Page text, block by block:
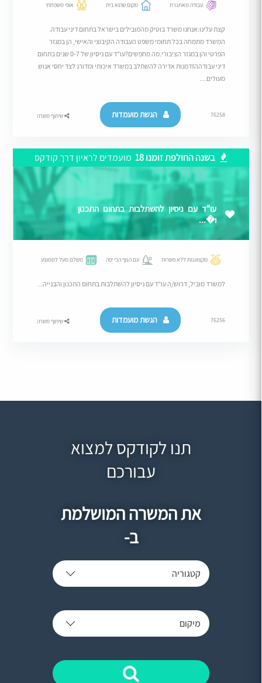
עבודה מאתגרת מקום שהוא בית אופי משפחתי
קצת עלינו:אנחנו משרד בוטיק מהמובילים בישראל בתחום דיני עבודה.
המשרד מתמחה בכל תחומי משפט העבודה הקיבוצי והאישי, הן במגזר
הפרטי והן במגזר הציבורי.מה מחפשים?עו"ד עם ניסיון של 0-7 שנים בתחום
דיני עבודההזדמנות אדירה להשתלב במשרד איכותי ומדורג לצד יחסי אנוש
מעולים....
76258 הגשת מועמדות שיתוף משרה
בשנה החולפת זומנו 18 מועמדים לראיון דרך קודקס
עו"ד עם ניסיון להשתלבות בתחום התכנון
ו�...
מקצוענות ללא פשרות עם הנוף הכי יפה משלם מעל לממוצע
למשרד מוביל, דרוש/ה עו"ד עם ניסיון להשתלבות בתחום התכנון והבנייה...
76256 הגשת מועמדות שיתוף משרה
תנו לקודקס למצוא
עבורכם
את המשרה המושלמת
ב-
קטגוריה
מיקום